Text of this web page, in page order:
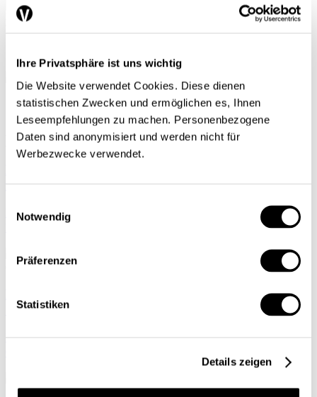
Ihre Privatsphäre ist uns wichtig
Die Website verwendet Cookies. Diese dienen
statistischen Zwecken und ermöglichen es, Ihnen
Leseempfehlungen zu machen. Personenbezogene
Daten sind anonymisiert und werden nicht für
Werbezwecke verwendet.
Notwendig
Präferenzen
Statistiken
Details zeigen
ACCUEIL
Nadja Meier
intensifier leurs efforts
Politique économique
Minerais issus de zones de conflit : que fait la
Suisse ?